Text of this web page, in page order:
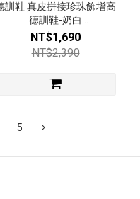
訓鞋 真皮拼接珍珠飾增高
德訓鞋-奶白
【2928202510】
NT$1,690
NT$2,390
5